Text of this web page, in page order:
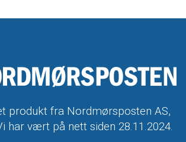
produkt fra Nordmørsposten AS,
har vært på nett siden 28.11.2024.